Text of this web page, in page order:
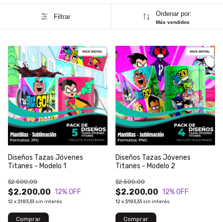
Filtrar Ordenar por:
Más vendidos
Diseños Tazas Jóvenes
Titanes - Modelo 1
$2.200,00
$2.500,00
12% OFF
12x $183,33 sin interés
Diseños Tazas Jóvenes
Titanes - Modelo 2
$2.200,00
$2.500,00
12% OFF
12x $183,33 sin interés